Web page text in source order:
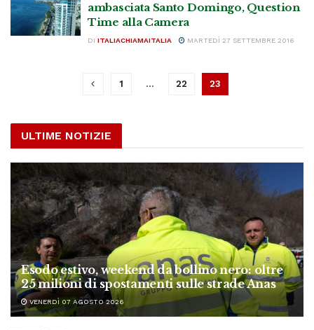
ambasciata Santo Domingo, Question
Time alla Camera
DI ITALIACHIAMAITALIA MARTEDÌ 27 SETTEMBRE 2016
1 … 22 23
ULTIME NOTIZIE
Esodo estivo, weekend da bollino nero: oltre
25 milioni di spostamenti sulle strade Anas
VENERDÌ 07 AGOSTO 2026